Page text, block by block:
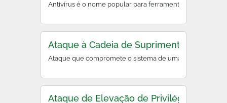
Antivírus é o nome popular para ferramentas
Ataque à Cadeia de Suprimentos
Ataque que compromete o sistema de uma organização
Ataque de Elevação de Privilégios